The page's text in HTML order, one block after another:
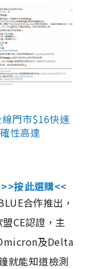
門市$16快速
性高達
>>按此選購<<
合作推出，
CE認證，主
及Delta
就能知道檢測